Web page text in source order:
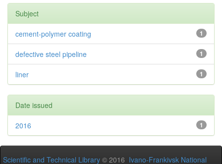
Subject
1
cement-polymer coating
1
defective steel pipeline
1
liner
Date issued
1
2016
Scientific and Technical Library © 2016 Ivano-Frankivsk National